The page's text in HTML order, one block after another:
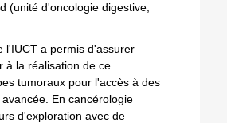
(unité d'oncologie digestive,
l'IUCT a permis d'assurer
à la réalisation de ce
tumoraux pour l'accès à des
En cancérologie
d'exploration avec de